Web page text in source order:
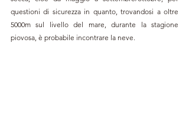
questioni di sicurezza in quanto, trovandosi a oltre
5000m sul livello del mare, durante la stagione
piovosa, è probabile incontrare la neve.